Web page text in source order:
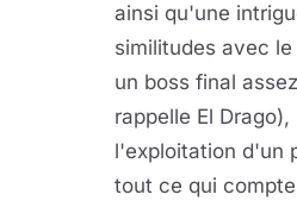
ainsi qu'une
similitudes avec
un boss final
rappelle El
l'exploitation d'un
tout ce qui